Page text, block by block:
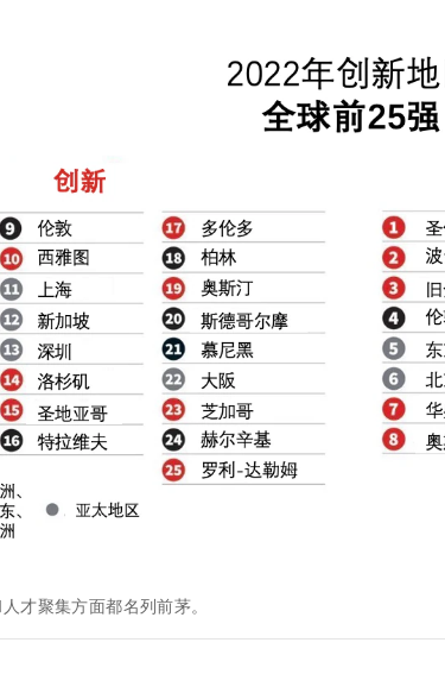
才聚集方面都名列前茅。